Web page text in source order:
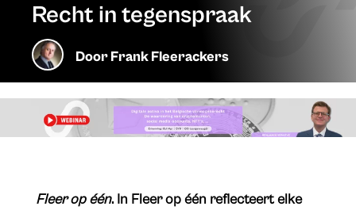
Recht in tegenspraak
DoorFrank Fleerackers
Fleer op één. In Fleer op één reflecteert elke